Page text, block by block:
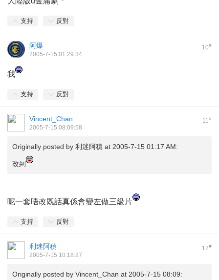
支持 反對
10#
阿爆
2005-7-15 01:29:34
我
支持 反對
11#
Vincent_Chan
2005-7-15 08:09:58
Originally posted by 利迷阿稹 at 2005-7-15 01:17 AM:
改到
呢一套唔改既話真係會變左做三級片
支持 反對
12#
利迷阿稹
2005-7-15 10:18:27
Originally posted by Vincent_Chan at 2005-7-15 08:09: